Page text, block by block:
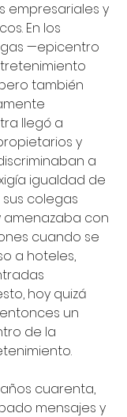
empresariales y
En los
—epicentro
también
llegó a
y
a
igualdad de
colegas
con
cuando se
a hoteles,
hoy quizá
un
de la
cuarenta,
mensajes y